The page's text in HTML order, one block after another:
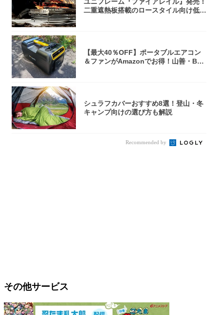
二重遮熱板搭載のロースタイル向け低型
【最大40％OFF】ポータブルエアコン
＆ファンがAmazonでお得！山善・Bo
シュラフカバーおすすめ8選！登山・冬
キャンプ向けの選び方も解説
Recommended by
その他サービス